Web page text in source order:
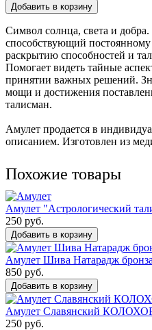
Добавить в корзину
Символ солнца, света и добра.
способствующий
раскрытию способностей и
Помогает видеть тайные
принятии важных решений.
мощи и достижения
талисман.
Амулет продается в
описанием. Изготовлен из
Похожие товары
Амулет "Астрологический
250 руб.
Добавить в корзину
Амулет Шива Натарадж бронза
850 руб.
Добавить в корзину
Амулет Славянский
250 руб.